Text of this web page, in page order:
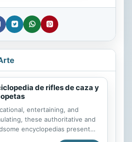
de rifles de caza y
entertaining, and
these authoritative and
encyclopedias present
of their subjects in rich detail.